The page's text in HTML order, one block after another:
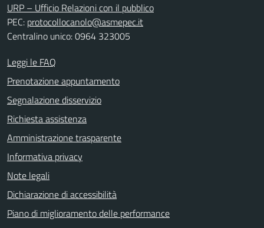
URP – Ufficio Relazioni con il pubblico
PEC: protocollocanolo@asmepec.it
Centralino unico: 0964 323005
Leggi le FAQ
Prenotazione appuntamento
Segnalazione disservizio
Richiesta assistenza
Amministrazione trasparente
Informativa privacy
Note legali
Dichiarazione di accessibilità
Piano di miglioramento delle performance